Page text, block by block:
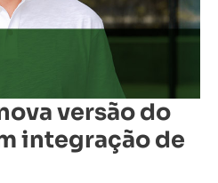
versão do
integração de